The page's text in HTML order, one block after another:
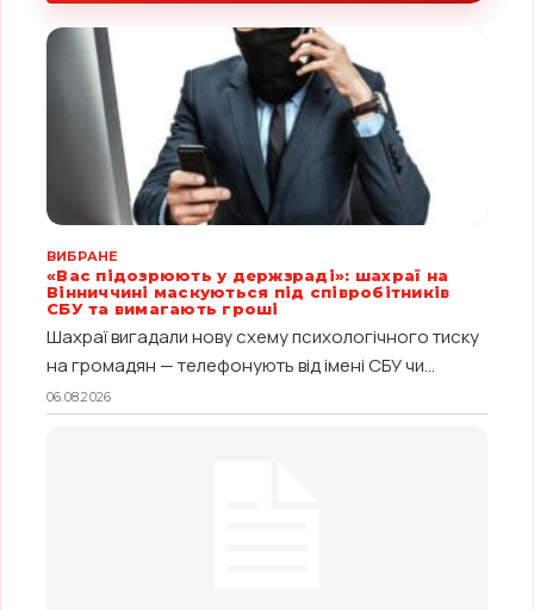
ВИБРАНЕ
«Вас підозрюють у держзраді»: шахраї на
Вінниччині маскуються під співробітників
СБУ та вимагають гроші
Шахраї вигадали нову схему психологічного тиску
на громадян — телефонують від імені СБУ чи...
06.08.2026